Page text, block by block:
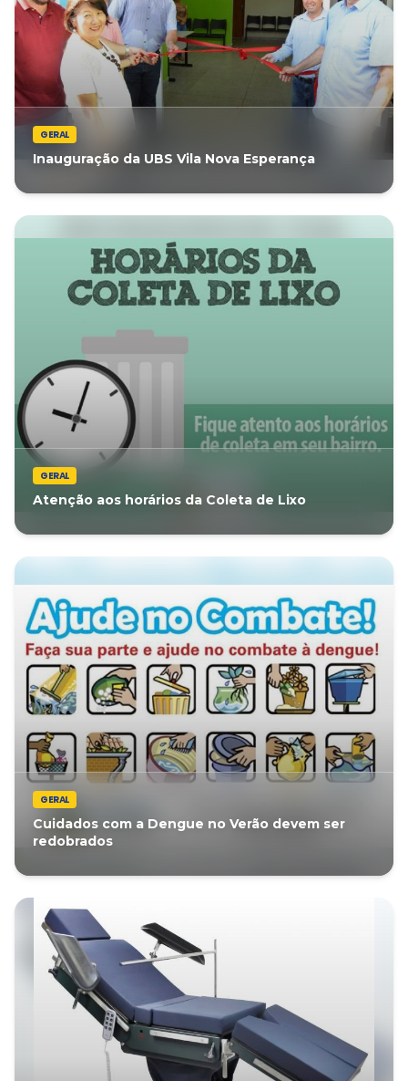
GERAL
Inauguração da UBS Vila Nova Esperança
GERAL
Atenção aos horários da Coleta de Lixo
GERAL
Cuidados com a Dengue no Verão devem ser
redobrados